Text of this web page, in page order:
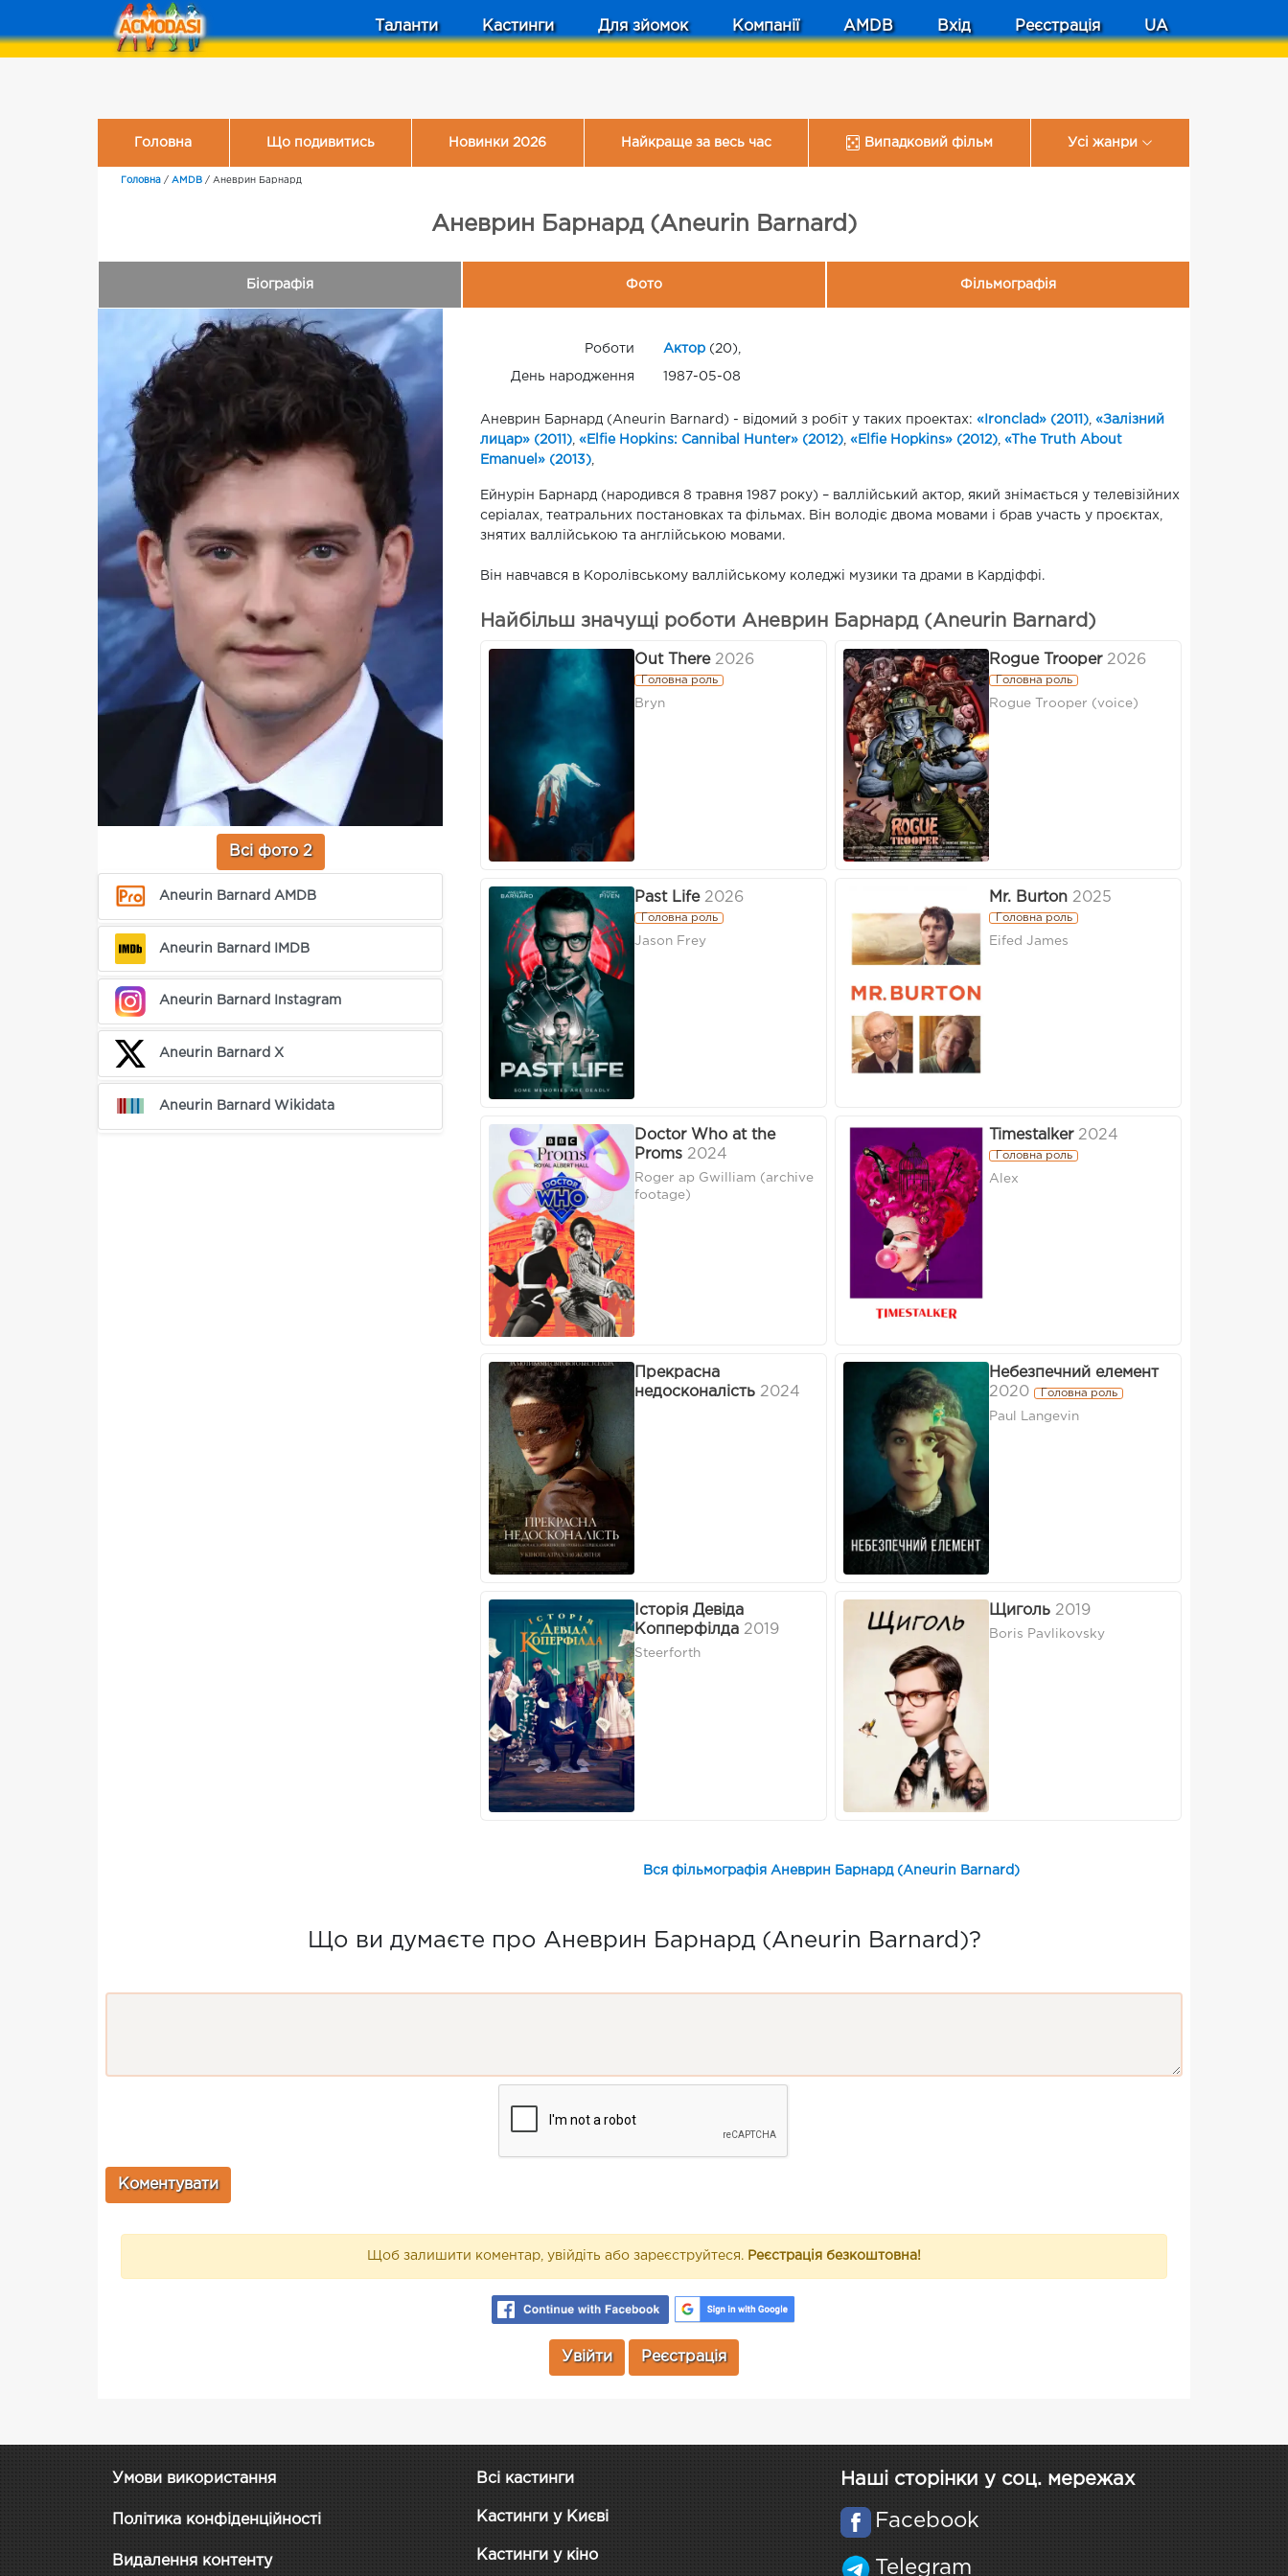
Таланти Кастинги Для зйомок Компанії AMDB Вхід Реєстрація UA
Головна Що подивитись Новинки 2026 Найкраще за весь час Випадковий фільм Усі жанри
Головна / AMDB / Аневрин Барнард
Аневрин Барнард (Aneurin Barnard)
Біографія Фото Фільмографія
Всі фото 2
Aneurin Barnard AMDB
Aneurin Barnard IMDB
Aneurin Barnard Instagram
Aneurin Barnard X
Aneurin Barnard Wikidata
Роботи Актор(20),
День народження 1987-05-08
Аневрин Барнард (Aneurin Barnard) - відомий з робіт у таких проектах: «Ironclad» (2011) «Залізний
лицар» (2011) «Elfie Hopkins: Cannibal Hunter» (2012) «Elfie Hopkins» (2012) «The Truth About
Emanuel» (2013)
Ейнурін Барнард (народився 8 травня 1987 року) – валлійський актор, який знімається у телевізійних
серіалах, театральних постановках та фільмах. Він володіє двома мовами і брав участь у проєктах,
знятих валлійською та англійською мовами.
Він навчався в Королівському валлійському коледжі музики та драми в Кардіффі.
Найбільш значущі роботи Аневрин Барнард (Aneurin Barnard)
Out There 2026
Головна роль
Bryn
Rogue Trooper 2026
Головна роль
Rogue Trooper (voice)
Past Life 2026
Головна роль
Jason Frey
Mr. Burton 2025
Головна роль
Eifed James
Doctor Who at the
Proms 2024
Roger ap Gwilliam (archive
footage)
Timestalker 2024
Головна роль
Alex
Прекрасна
недосконалість 2024
Небезпечний елемент
2020
Головна роль
Paul Langevin
Історія Девіда
Копперфілда 2019
Steerforth
Щиголь 2019
Boris Pavlikovsky
Вся фільмографія Аневрин Барнард (Aneurin Barnard)
Що ви думаєте про Аневрин Барнард (Aneurin Barnard)?
Щоб залишити коментар, увійдіть або зареєструйтеся. Реєстрація безкоштовна!
Увійти Реєстрація
Умови використання
Політика конфіденційності
Видалення контенту
Всі кастинги
Кастинги у Києві
Кастинги у кіно
Наші сторінки у соц. мережах
Facebook
Telegram